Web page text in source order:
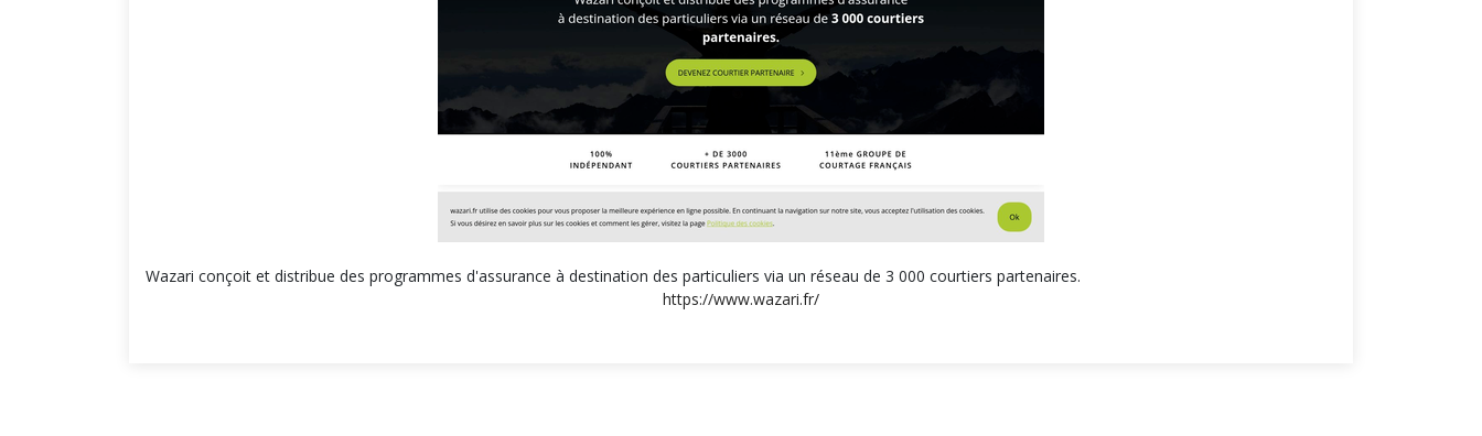
Wazari conçoit et distribue des programmes d'assurance à destination des particuliers via un réseau de 3 000 courtiers partenaires.
https://www.wazari.fr/